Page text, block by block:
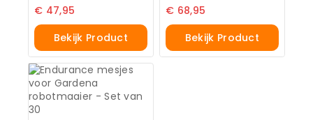
€ 47,95
Bekijk Product
€ 68,95
Bekijk Product